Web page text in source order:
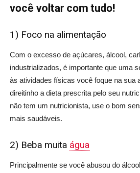
você voltar com tudo!
1) Foco na alimentação
Com o excesso de açúcares, álcool,
industrializados, é importante que uma
às atividades físicas você foque na sua
direitinho a dieta prescrita pelo seu
não tem um nutricionista, use o bom
mais saudáveis.
2) Beba muita água
Principalmente se você abusou do